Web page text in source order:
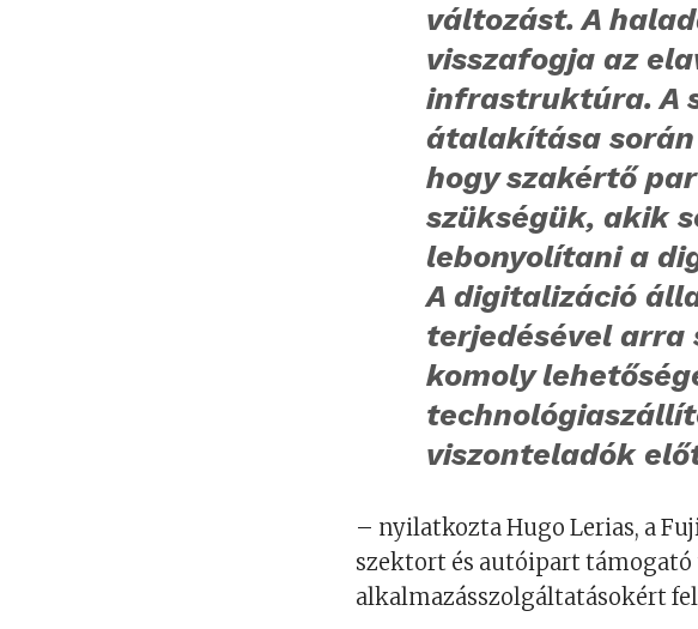
változást. A
visszafogja az
infrastruktúra. A
átalakítása
hogy szakértő
szükségük, akik
lebonyolítani a
A digitalizáció
terjedésével arra
komoly
viszonteladók
– nyilatkozta Hugo Lerias, a
szektort és autóipart
alkalmazásszolgáltatásokért